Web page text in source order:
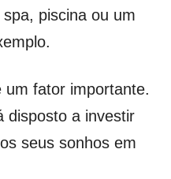
piscina ou um
fator importante.
disposto a investir
seus sonhos em